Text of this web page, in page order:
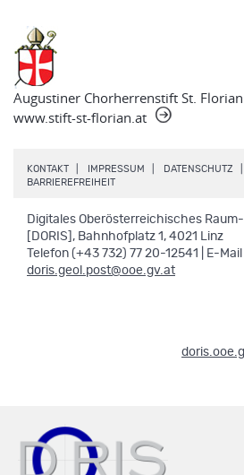
Augustiner Chorherrenstift St. Florian
www.stift-st-florian.at
KONTAKT IMPRESSUM DATENSCHUTZ
BARRIEREFREIHEIT.
Digitales Oberösterreichisches
[DORIS], Bahnhofplatz 1, 4021 Linz
Telefon (+43 732) 77 20-12541 | E-Mail
doris.geol.post@ooe.gv.at